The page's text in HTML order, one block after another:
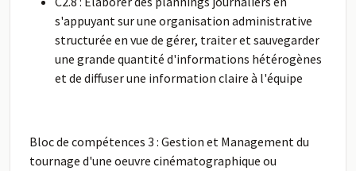
s'appuyant sur une organisation administrative
structurée en vue de gérer, traiter et sauvegarder
une grande quantité d'informations hétérogènes
et de diffuser une information claire à l'équipe
Bloc de compétences 3 : Gestion et Management du
tournage d'une oeuvre cinématographique ou